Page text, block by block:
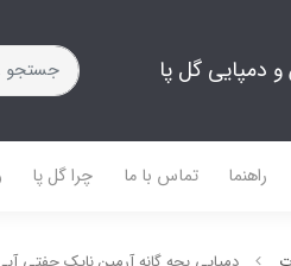
دمپایی گل پا
راهنما تماس با ما چرا گل پا